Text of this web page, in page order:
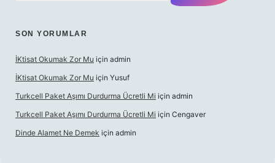
SON YORUMLAR
İKtisat Okumak Zor Mu için admin
İKtisat Okumak Zor Mu için Yusuf
Turkcell Paket Aşımı Durdurma Ücretli Mi için admin
Turkcell Paket Aşımı Durdurma Ücretli Mi için Cengaver
Dinde Alamet Ne Demek için admin